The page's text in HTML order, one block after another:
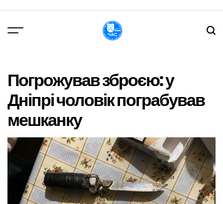
вмісту
Погрожував зброєю: у
Дніпрі чоловік пограбував
мешканку